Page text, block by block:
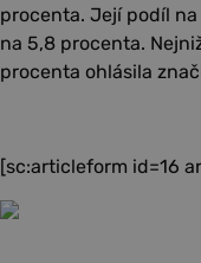
procenta. Její podíl
na 5,8 procenta.
procenta ohlásila
[sc:articleform id=16